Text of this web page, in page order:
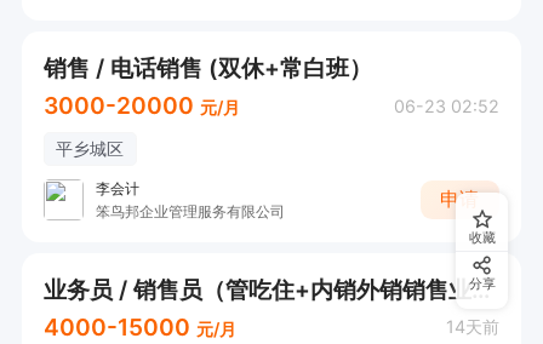
销售 / 电话销售 (双休+常白班）
3000-20000 元/月 06-23 02:52
平乡城区
李会计
笨鸟邦企业管理服务有限公司
申请
业务员 / 销售员（管吃住+内销外销销售业务员）
4000-15000 元/月 14天前
收藏
分享